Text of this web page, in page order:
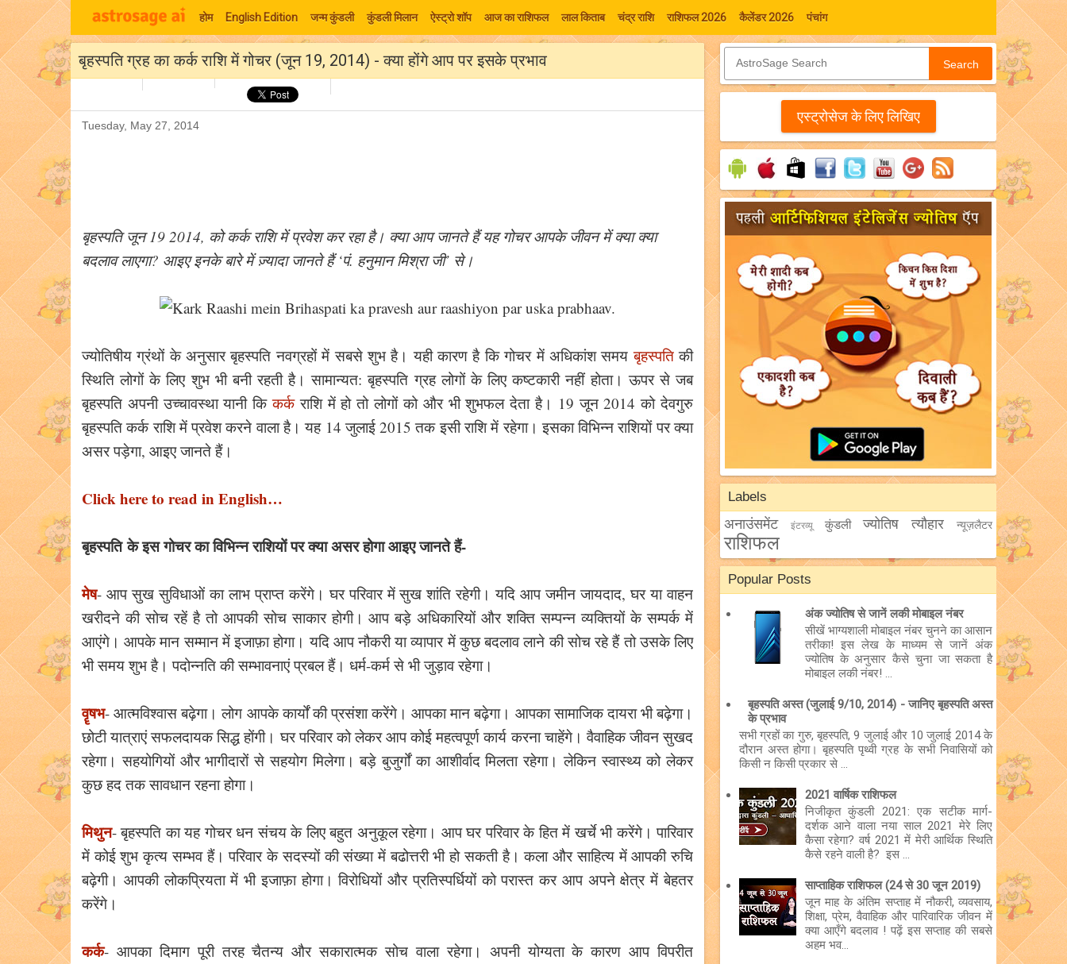
होम English Edition जन्म कुंडली कुंडली मिलान ऐस्ट्रो शॉप आज का राशिफल लाल किताब चंद्र राशि राशिफल 2026 कैलेंडर 2026 पंचांग
बृहस्‍पति ग्रह का कर्क राशि में गोचर (जून 19, 2014) - क्या होंगे आप पर इसके प्रभाव
Tuesday, May 27, 2014
बृहस्‍पति जून 19 2014, को कर्क राशि में प्रवेश कर रहा है। क्या आप जानते हैं यह गोचर आपके जीवन में क्या क्या
बदलाव लाएगा? आइए इनके बारे में ज़्यादा जानते हैं ‘पं. हनुमान मिश्रा जी’ से।
ज्‍योतिषीय ग्रंथों के अनुसार बृहस्पति नवग्रहों में सबसे शुभ है। यही कारण है कि गोचर में अधिकांश समयबृहस्पतिकी
स्थिति लोगों के लिए शुभ भी बनी रहती है। सामान्यत: बृहस्पति ग्रह लोगों के लिए कष्टकारी नहीं होता। ऊपर से जब
बृहस्पति अपनी उच्चावस्था यानी किकर्कराशि में हो तो लोगों को और भी शुभफल देता है। 19 जून 2014 को देवगुरु
बृहस्पति कर्क राशि में प्रवेश करने वाला है। यह 14 जुलाई 2015 तक इसी राशि में रहेगा। इसका विभिन्न राशियों पर क्या
असर पड़ेगा, आइए जानते हैं।
Click here to read in English…
बृहस्‍पतिके इस गोचर का विभिन्न राशियों पर क्या असर होगा आइए जानते हैं-
मेष- आप सुख सुविधाओं का लाभ प्राप्त करेंगे। घर परिवार में सुख शांति रहेगी। यदि आप जमीन जायदाद, घर या वाहन
खरीदने की सोच रहें है तो आपकी सोच साकार होगी। आप बड़े अधिकारियों और शक्ति सम्पन्न व्यक्तियों के सम्पर्क में
आएंगे। आपके मान सम्मान में इजाफ़ा होगा। यदि आप नौकरी या व्यापार में कुछ बदलाव लाने की सोच रहे हैं तो उसके लिए
भी समय शुभ है। पदोन्नति की सम्भावनाएं प्रबल हैं। धर्म-कर्म से भी जुड़ाव रहेगा।
वॄषभ- आत्मविश्वास बढ़ेगा। लोग आपके कार्यों की प्रसंशा करेंगे। आपका मान बढ़ेगा। आपका सामाजिक दायरा भी बढ़ेगा।
छोटी यात्राएं सफलदायक सिद्ध होंगी। घर परिवार को लेकर आप कोई महत्वपूर्ण कार्य करना चाहेंगे। वैवाहिक जीवन सुखद
रहेगा। सहयोगियों और भागीदारों से सहयोग मिलेगा। बड़े बुजुर्गों का आशीर्वाद मिलता रहेगा। लेकिन स्वास्थ्य को लेकर
कुछ हद तक सावधान रहना होगा।
मिथुन- बृहस्पति का यह गोचर धन संचय के लिए बहुत अनुकूल रहेगा। आप घर परिवार के हित में खर्चे भी करेंगे। पारिवार
में कोई शुभ कृत्य सम्भव हैं। परिवार के सदस्यों की संख्या में बढोत्तरी भी हो सकती है। कला और साहित्य में आपकी रुचि
बढ़ेगी। आपकी लोकप्रियता में भी इजाफ़ा होगा। विरोधियों और प्रतिस्पर्धियों को परास्त कर आप अपने क्षेत्र में बेहतर
करेंगे।
कर्क- आपका दिमाग पूरी तरह चैतन्य और सकारात्मक सोच वाला रहेगा। अपनी योग्यता के कारण आप विपरीत
Search
एस्‍ट्रोसेज के लिए लिखिए
Labels
अनाउंसमेंट इंटरव्यू कुंडली ज्योतिष त्यौहार न्यूज़लैटर
राशिफल
Popular Posts
अंक ज्योतिष से जानें लकी मोबाइल नंबर
सीखें भाग्यशाली मोबाइल नंबर चुनने का आसान
तरीका! इस लेख के माध्यम से जानें अंक
ज्योतिष के अनुसार कैसे चुना जा सकता है
मोबाइल लकी नंबर! ...
बृहस्पति अस्त (जुलाई 9/10, 2014) - जानिए बृहस्पति अस्त
के प्रभाव
सभी ग्रहों का गुरु, बृहस्पति, 9 जुलाई और 10 जुलाई 2014 के
दौरान अस्त होगा। बृहस्पति पृथ्वी ग्रह के सभी निवासियों को
किसी न किसी प्रकार से ...
2021 वार्षिक राशिफल
निजीकृत कुंडली 2021: एक सटीक मार्ग-
दर्शक आने वाला नया साल 2021 मेरे लिए
कैसा रहेगा? वर्ष 2021 में मेरी आर्थिक स्थिति
कैसे रहने वाली है? इस ...
साप्ताहिक राशिफल (24 से 30 जून 2019)
जून माह के अंतिम सप्ताह में नौकरी, व्यवसाय,
शिक्षा, प्रेम, वैवाहिक और पारिवारिक जीवन में
क्या आएँगे बदलाव ! पढ़ें इस सप्ताह की सबसे
अहम भव...